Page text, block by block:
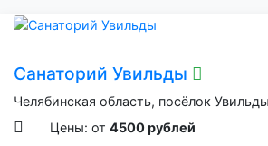
Санаторий Увильды
Челябинская область, посёлок
Цены: от 4500 рублей